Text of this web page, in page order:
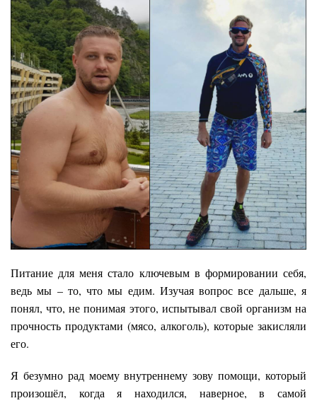
Питание для меня стало ключевым в формировании себя,
ведь мы – то, что мы едим. Изучая вопрос все дальше, я
понял, что, не понимая этого, испытывал свой организм на
прочность продуктами (мясо, алкоголь), которые закисляли
его.
Я безумно рад моему внутреннему зову помощи, который
произошёл, когда я находился, наверное, в самой